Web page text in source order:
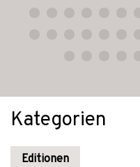
Kategorien
Editionen